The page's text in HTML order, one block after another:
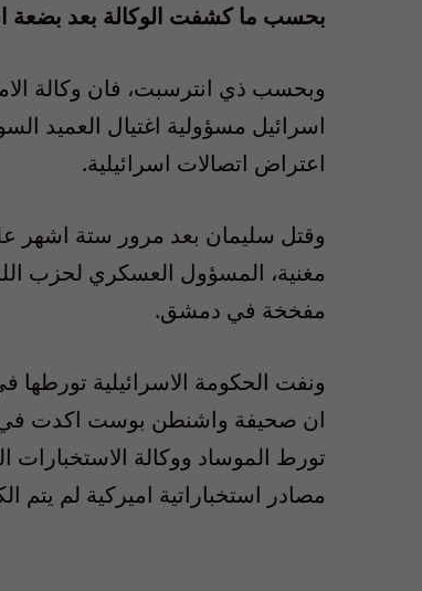
بحسب ما كشفت الوكالة بعد بضعة
وبحسب ذي انترسبت، فان وكالة
اسرائيل مسؤولية اغتيال العميد
اعتراض اتصالات اسرائيلية.
وقتل سليمان بعد مرور ستة اشهر
مغنية، المسؤول العسكري لحزب
مفخخة في دمشق.
ونفت الحكومة الاسرائيلية تورطها
ان صحيفة واشنطن بوست اكدت في
تورط الموساد ووكالة الاستخبارات
مصادر استخباراتية اميركية لم يتم